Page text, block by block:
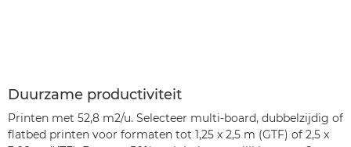
Duurzame productiviteit
Printen met 52,8 m2/u. Selecteer multi-board, dubbelzijdig of
flatbed printen voor formaten tot 1,25 x 2,5 m (GTF) of 2,5 x